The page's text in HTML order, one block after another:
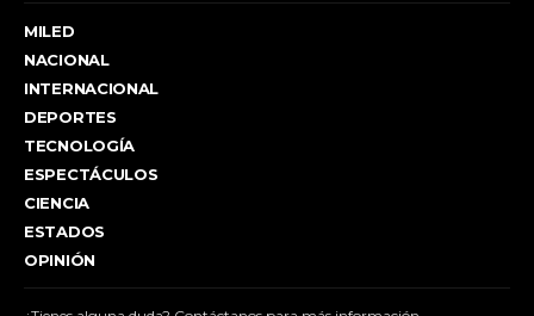
MILED
NACIONAL
INTERNACIONAL
DEPORTES
TECNOLOGÍA
ESPECTÁCULOS
CIENCIA
ESTADOS
OPINIÓN